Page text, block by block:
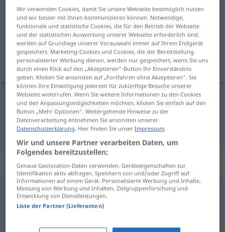
Erkenntnisf
Übersicht aller Übersetzungen
(Für mehr Details die Übersetzung anklicken/antippen)
познание
познание Erkenntnis
Synonyme für "Erkenntnis"
Dokumentation,Aufnahme
Wir verwenden Cookies, damit Sie unsere Webseite bestmöglich nutzen
und wir besser mit Ihnen kommunizieren können. Notwendige,
funktionale und statistische Cookies, die für den Betrieb der Webseite
und der statistischen Auswertung unserer Webseite erforderlich sind,
werden auf Grundlage unserer Vorauswahl immer auf Ihrem Endgerät
gespeichert. Marketing-Cookies und Cookies, die der Bereitstellung
personalisierter Werbung dienen, werden nur gespeichert, wenn Sie uns
durch einen Klick auf den „Akzeptieren“-Button Ihr Einverständnis
geben. Klicken Sie ansonsten auf „Fortfahren ohne Akzeptieren“. Sie
können Ihre Einwilligung jederzeit für zukünftige Besuche unserer
Webseite widerrufen. Wenn Sie weitere Informationen zu den Cookies
und den Anpassungsmöglichkeiten möchten, klicken Sie einfach auf den
Button „Mehr Optionen“. Weitergehende Hinweise zu der
Datenverarbeitung entnehmen Sie ansonsten unserer
Datenschutzerklärung. Hier finden Sie unserImpressum.
Wir und unsere Partner verarbeiten Daten, um
Folgendes bereitzustellen:
Genaue Geolocation-Daten verwenden. Geräteeigenschaften zur
Identifikation aktiv abfragen. Speichern von und/oder Zugriff auf
Informationen auf einem Gerät. Personalisierte Werbung und Inhalte,
Messung von Werbung und Inhalten, Zielgruppenforschung und
Entwicklung von Dienstleistungen.
Liste der Partner (Lieferanten)